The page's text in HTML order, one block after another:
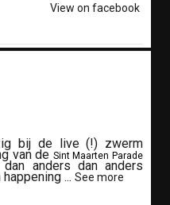
View on facebook
bij de live (!) zwerm
van de Sint Maarten Parade
anders dan anders
happening ... See more